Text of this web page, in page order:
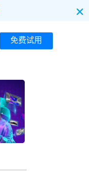
免费试用